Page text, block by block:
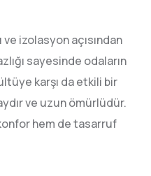
izolasyon açısından
sayesinde odaların
karşı da etkili bir
ve uzun ömürlüdür.
hem de tasarruf